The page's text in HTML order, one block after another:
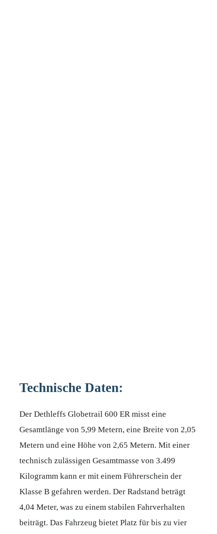
Technische Daten:
Der Dethleffs Globetrail 600 ER misst eine
Gesamtlänge von 5,99 Metern, eine Breite von 2,05
Metern und eine Höhe von 2,65 Metern. Mit einer
technisch zulässigen Gesamtmasse von 3.499
Kilogramm kann er mit einem Führerschein der
Klasse B gefahren werden. Der Radstand beträgt
4,04 Meter, was zu einem stabilen Fahrverhalten
beiträgt. Das Fahrzeug bietet Platz für bis zu vier